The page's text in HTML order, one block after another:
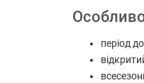
період